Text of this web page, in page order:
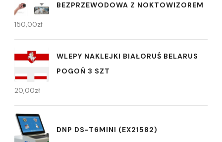
BEZPRZEWODOWA Z NOKTOWIZOREM
150,00zł
WLEPY NAKLEJKI BIAŁORUŚ BELARUS
POGOŃ 3 SZT
20,00zł
DNP DS-T6MINI (EX21582)